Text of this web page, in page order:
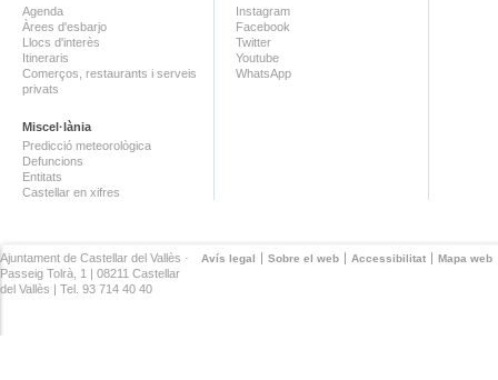
Agenda
Àrees d'esbarjo
Llocs d'interès
Itineraris
Comerços, restaurants i serveis
privats
Miscel·lània
Predicció meteorològica
Defuncions
Entitats
Castellar en xifres
Instagram
Facebook
Twitter
Youtube
WhatsApp
Avís legal Sobre el web Accessibilitat Mapa web
Ajuntament de Castellar del Vallès ·
Passeig Tolrà, 1 | 08211 Castellar
del Vallès | Tel. 93 714 40 40